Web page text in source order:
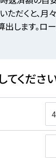
ただくと、
します。ロ
てくださ